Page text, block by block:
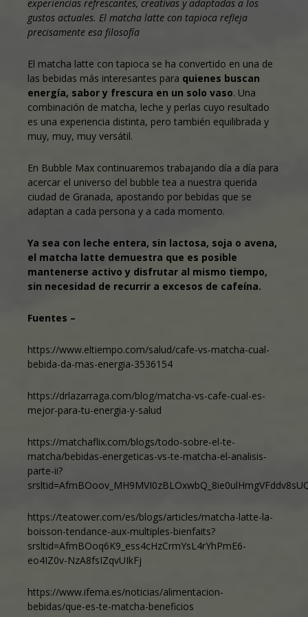
experiencias refrescantes, creativas y adaptadas a los
gustos actuales. El matcha latte con tapioca refleja
precisamente esa filosofía
El matcha latte con tapioca se ha convertido en una de
las bebidas más interesantes para quienes buscan
energía, sabor y frescura en un solo vaso. Una
combinación de matcha, leche y perlas cuyo resultado
es una experiencia distinta, pero también equilibrada y
muy, muy, muy versátil.
En Bubble Max continuaremos trabajando día a día para
acercar el universo del bubble tea a nuestra querida
ciudad de Granada, apostando por bebidas que se
adaptan a cada persona y a cada momento.
Ya sea con leche entera, sin lactosa, soja o avena,
el matcha latte demuestra que es posible
mantenerse activo y disfrutar al mismo tiempo,
sin necesidad de recurrir a excesos de cafeína.
Fuentes –
https://www.eltiempo.com/salud/cafe-vs-matcha-cual-
bebida-da-mas-energia-3536154
https://drlazarraga.com/blog/matcha-vs-cafe-cual-es-
mejor-para-tu-energia-y-salud
https://matchaflix.com/blogs/todo-sobre-el-te-
matcha/bebidas-energeticas-vs-te-matcha-el-analisis-
parte-ii?
https://teatower.com/es/blogs/articles/matcha-latte-la-
boisson-tendance-aux-multiples-bienfaits?
srsltid=AfmBOoq6K9_ess4cHzCrmYsL4rYhPmE6-
eo4IZ0v-NzA8fsIZqvUIkFj
https://www.ifema.es/noticias/alimentacion-
bebidas/que-es-te-matcha-beneficios